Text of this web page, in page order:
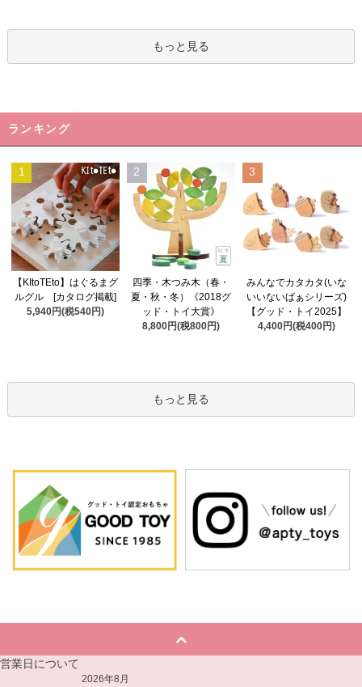
もっと見る
ランキング
1
【KItoTEto】はぐるまグ
ルグル [カタログ掲載]
5,940円(税540円)
2
四季・木つみ木（春・
夏・秋・冬）《2018グ
ッド・トイ大賞》
8,800円(税800円)
3
みんなでカタカタ(いな
いいないばぁシリーズ)
【グッド・トイ2025】
4,400円(税400円)
もっと見る
営業日について
2026年8月